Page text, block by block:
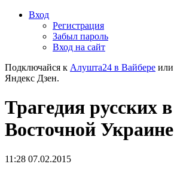
Вход
Регистрация
Забыл пароль
Вход на сайт
Подключайся к Алушта24 в Вайбере или
Яндекс Дзен.
Трагедия русских в
Восточной Украине
11:28 07.02.2015